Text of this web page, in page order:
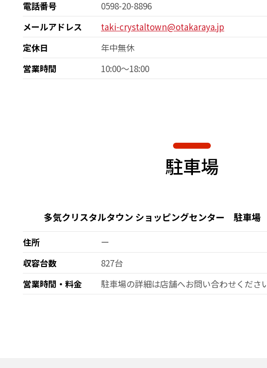
電話番号
0598-20-8896
メールアドレス
taki-crystaltown@otakaraya.jp
定休日
年中無休
営業時間
10:00～18:00
駐車場
多気クリスタルタウン ショッピングセンター 駐車場
住所
ー
収容台数
827台
営業時間・料金
駐車場の詳細は店舗へお問い合わせくださ